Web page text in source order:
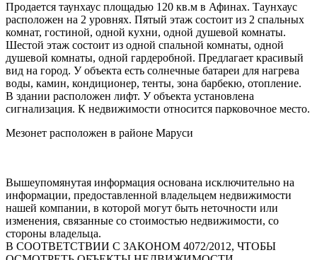
Продается таунхаус площадью 120 кв.м в Афинах. Таyнхаус
расположен на 2 уровнях. Пятый этаж состоит из 2 спальных
комнат, гостиной, одной кухни, одной душевой комнаты.
Шестой этаж состоит из одной спальной комнаты, одной
душевой комнаты, одной гардеробной. Предлагает красивый
вид на город. У объекта есть солнечные батареи для нагрева
воды, камин, кондиционер, тенты, зона барбекю, отопление.
В здании расположен лифт. У объекта установлена
сигнализация. К недвижимости относится парковочное место.
Мезонет расположен в районе Маруси
Вышеупомянутая информация основана исключительно на
информации, предоставленной владельцем недвижимости
нашей компании, в которой могут быть неточности или
изменения, связанные со стоимостью недвижимости, со
стороны владельца.
В СООТВЕТСТВИИ С ЗАКОНОМ 4072/2012, ЧТОБЫ